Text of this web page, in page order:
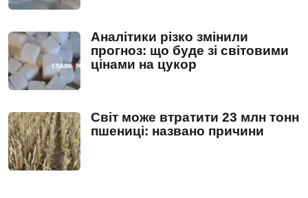
Аналітики різко змінили
прогноз: що буде зі світовими
цінами на цукор
Світ може втратити 23 млн тонн
пшениці: названо причини